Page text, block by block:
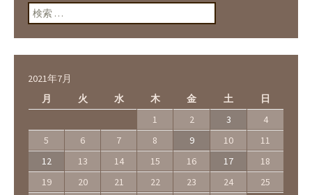
検索:
2021年7月
月
火 水 木 金 土 日
1 2 3
4
5
6 7 8 9 10
11
12
13 14 15 16 17
18
19
20 21 22 23 24
25